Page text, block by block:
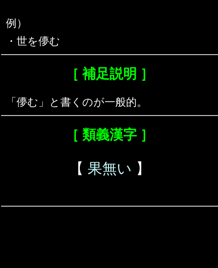
例）
・世を儚む
［ 補足説明 ］
「儚む」と書くのが一般的。
［ 類義漢字 ］
【 果無い 】